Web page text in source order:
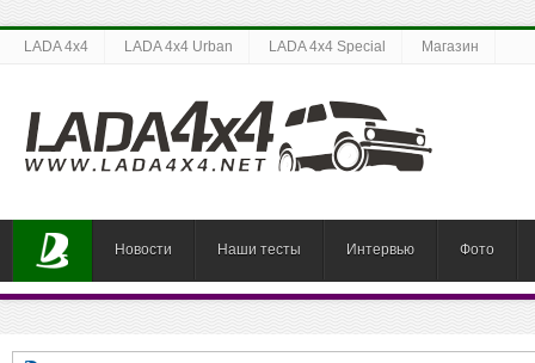
LADA 4x4 LADA 4x4 Urban LADA 4x4 Special Магазин
Новости Наши тесты Интервью Фото